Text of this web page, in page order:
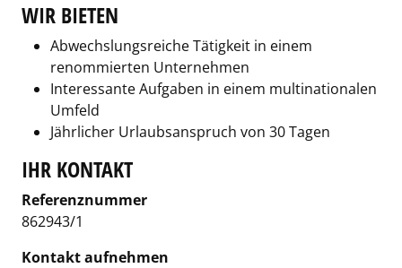
WIR BIETEN
Abwechslungsreiche Tätigkeit in einem
renommierten Unternehmen
Interessante Aufgaben in einem multinationalen
Umfeld
Jährlicher Urlaubsanspruch von 30 Tagen
IHR KONTAKT
Referenznummer
862943/1
Kontakt aufnehmen